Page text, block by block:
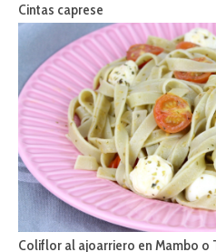
Cintas caprese
Coliflor al ajoarriero en Mambo o